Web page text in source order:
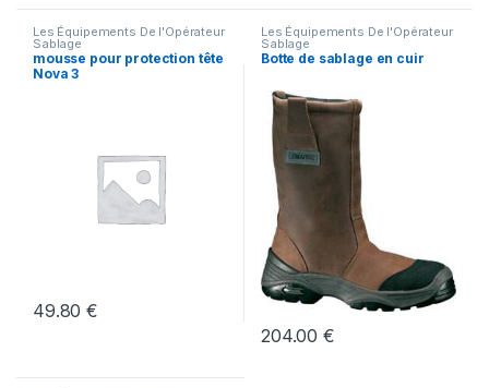
Les Équipements De l'Opérateur
Sablage
mousse pour protection tête
Nova 3
49.80€
Les Équipements De l'Opérateur
Sablage
Botte de sablage en cuir
204.00€